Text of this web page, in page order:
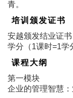
青。
培训颁发证书
安越颁发结业证
学分（1课时=1学
课程大纲
第一模块
企业的管理智慧